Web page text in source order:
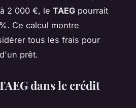
2 000 €, le TAEG pourrait
Ce calcul montre
tous les frais pour
prêt.
dans le crédit